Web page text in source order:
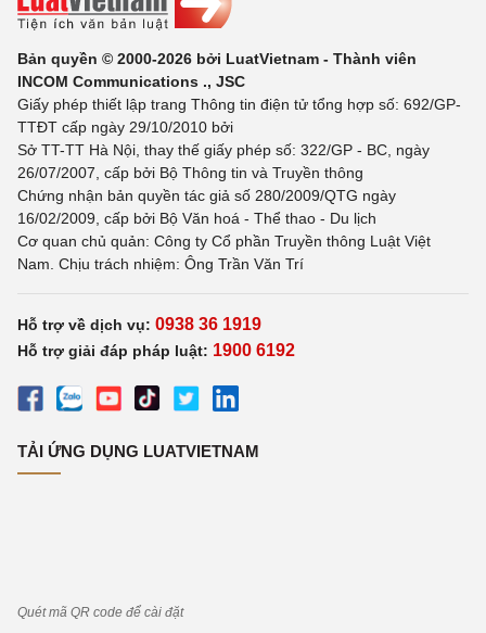
Bản quyền © 2000-2026 bởi LuatVietnam - Thành viên
INCOM Communications ., JSC
Giấy phép thiết lập trang Thông tin điện tử tổng hợp số: 692/GP-
TTĐT cấp ngày 29/10/2010 bởi
Sở TT-TT Hà Nội, thay thế giấy phép số: 322/GP - BC, ngày
26/07/2007, cấp bởi Bộ Thông tin và Truyền thông
Chứng nhận bản quyền tác giả số 280/2009/QTG ngày
16/02/2009, cấp bởi Bộ Văn hoá - Thể thao - Du lịch
Cơ quan chủ quản: Công ty Cổ phần Truyền thông Luật Việt
Nam. Chịu trách nhiệm: Ông Trần Văn Trí
Hỗ trợ về dịch vụ: 0938 36 1919
Hỗ trợ giải đáp pháp luật: 1900 6192
TẢI ỨNG DỤNG LUATVIETNAM
Quét mã QR code để cài đặt